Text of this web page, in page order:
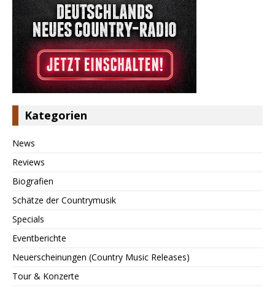
Kategorien
News
Reviews
Biografien
Schätze der Countrymusik
Specials
Eventberichte
Neuerscheinungen (Country Music Releases)
Tour & Konzerte